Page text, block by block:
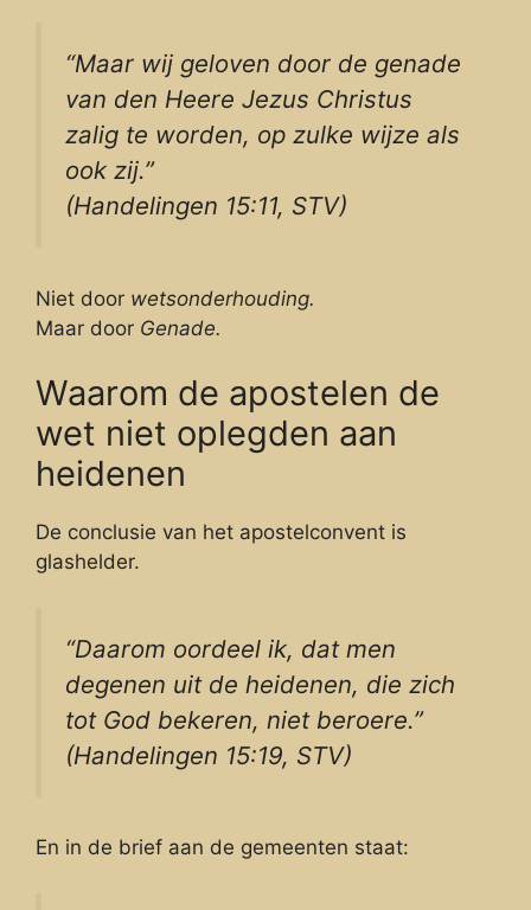
“Maar wij geloven door de genade
van den Heere Jezus Christus
zalig te worden, op zulke wijze als
ook zij.”
(Handelingen 15:11, STV)
Niet door wetsonderhouding.
Maar door Genade.
Waarom de apostelen de
wet niet oplegden aan
heidenen
De conclusie van het apostelconvent is
glashelder.
“Daarom oordeel ik, dat men
degenen uit de heidenen, die zich
tot God bekeren, niet beroere.”
(Handelingen 15:19, STV)
En in de brief aan de gemeenten staat: